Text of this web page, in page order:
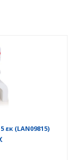
(LAN09815)